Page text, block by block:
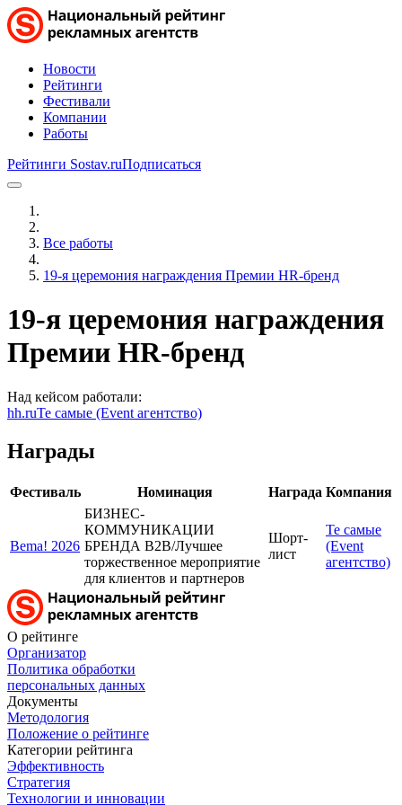
Новости
Рейтинги
Фестивали
Компании
Работы
Рейтинги Sostav.ruПодписаться
Все работы
19-я церемония награждения Премии HR-бренд
19-я церемония награждения
Премии HR-бренд
Над кейсом работали:
hh.ruТе самые (Event агентство)
Награды
Фестиваль Номинация Награда Компания
Bema! 2026
БИЗНЕС-
КОММУНИКАЦИИ
БРЕНДА B2B/Лучшее
торжественное мероприятие
для клиентов и партнеров
Шорт-
лист
Те самые
(Event
агентство)
О рейтинге
Организатор
Политика обработки
персональных данных
Документы
Методология
Положение о рейтинге
Категории рейтинга
Эффективность
Стратегия
Технологии и инновации